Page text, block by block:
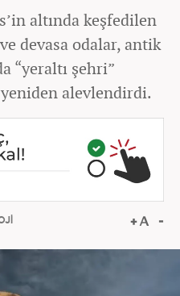
altında keşfedilen
devasa odalar, antik
“yeraltı şehri”
alevlendirdi.